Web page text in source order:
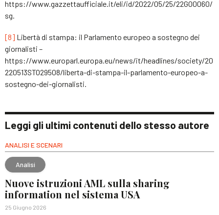
https://www.gazzettaufficiale.it/eli/id/2022/05/25/22G00060/
sg.
[8] Libertà di stampa: il Parlamento europeo a sostegno dei
giornalisti –
https://www.europarl.europa.eu/news/it/headlines/society/20
220513STO29508/liberta-di-stampa-il-parlamento-europeo-a-
sostegno-dei-giornalisti.
Leggi gli ultimi contenuti dello stesso autore
ANALISI E SCENARI
Analisi
Nuove istruzioni AML sulla sharing
information nel sistema USA
25 Giugno 2026